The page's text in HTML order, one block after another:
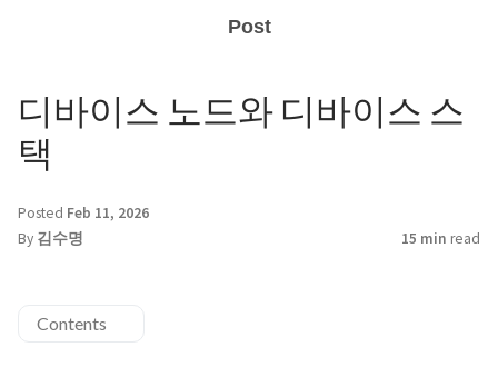
Post
디바이스 노드와 디바이스 스
택
Posted Feb 11, 2026
By 김수명 15 min read
Contents